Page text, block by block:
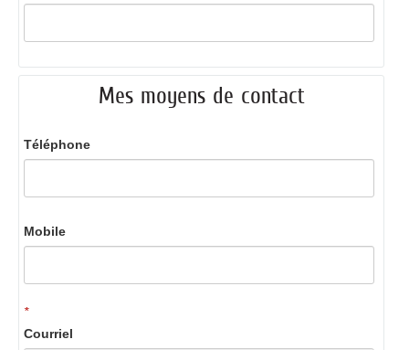
Mes moyens de contact
Téléphone
Mobile
*
Courriel